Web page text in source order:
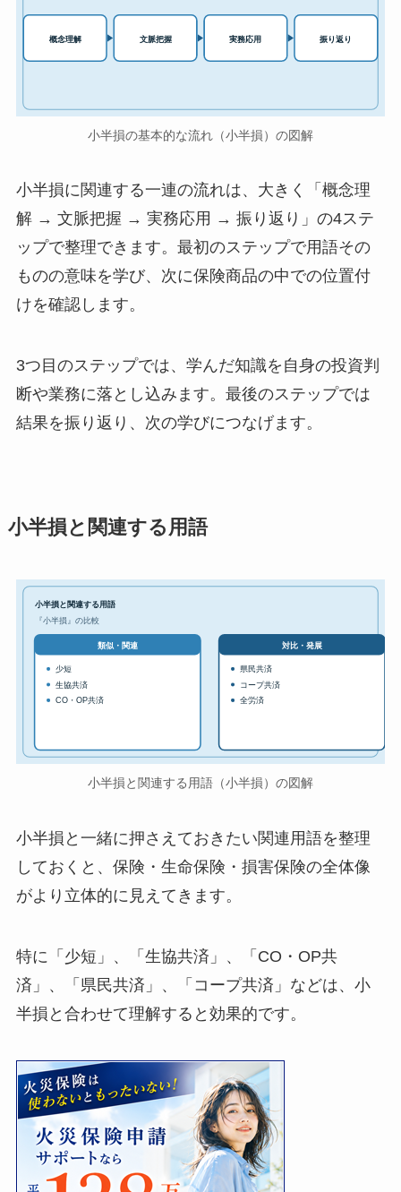
概念理解 文脈把握 実務応用 振り返り
小半損の基本的な流れ（小半損）の図解
小半損に関連する一連の流れは、大きく「概念理
解 → 文脈把握 → 実務応用 → 振り返り」の4ステ
ップで整理できます。最初のステップで用語その
ものの意味を学び、次に保険商品の中での位置付
けを確認します。
3つ目のステップでは、学んだ知識を自身の投資判
断や業務に落とし込みます。最後のステップでは
結果を振り返り、次の学びにつなげます。
小半損と関連する用語
小半損と関連する用語
『小半損』の比較
類似・関連
少短
生協共済
CO・OP共済
対比・発展
県民共済
コープ共済
全労済
小半損と関連する用語（小半損）の図解
小半損と一緒に押さえておきたい関連用語を整理
しておくと、保険・生命保険・損害保険の全体像
がより立体的に見えてきます。
特に「少短」、「生協共済」、「CO・OP共
済」、「県民共済」、「コープ共済」などは、小
半損と合わせて理解すると効果的です。